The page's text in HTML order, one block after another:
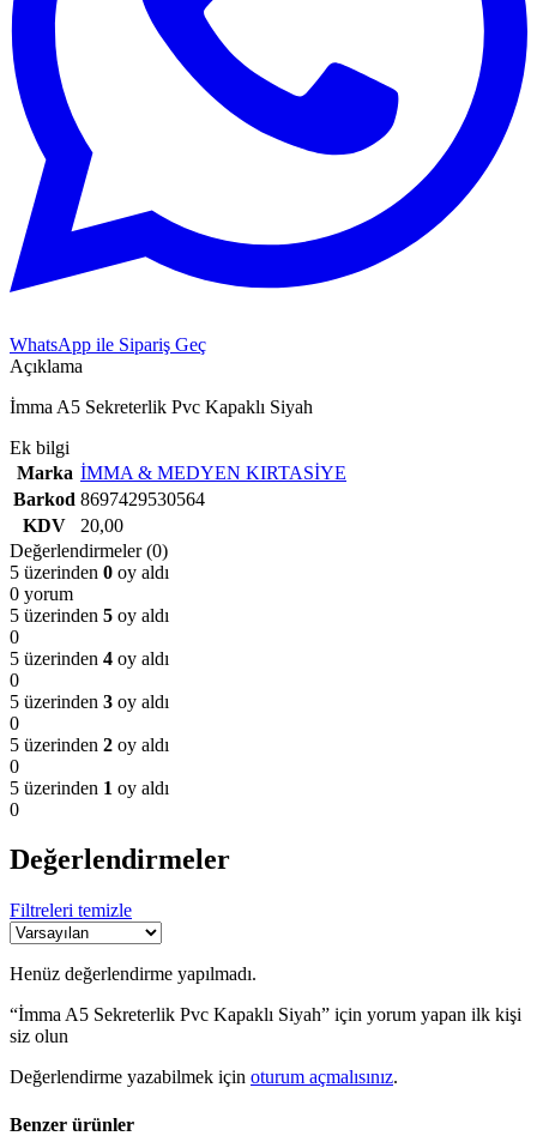
WhatsApp ile Sipariş Geç
Açıklama
İmma A5 Sekreterlik Pvc Kapaklı Siyah
Ek bilgi
Marka İMMA & MEDYEN KIRTASİYE
Barkod 8697429530564
KDV
20,00
Değerlendirmeler (0)
5 üzerinden 0 oy aldı
0 yorum
5 üzerinden 5 oy aldı
0
5 üzerinden 4 oy aldı
0
5 üzerinden 3 oy aldı
0
5 üzerinden 2 oy aldı
0
5 üzerinden 1 oy aldı
0
Değerlendirmeler
Filtreleri temizle
Henüz değerlendirme yapılmadı.
“İmma A5 Sekreterlik Pvc Kapaklı Siyah” için yorum yapan ilk kişi
siz olun
Değerlendirme yazabilmek için oturum açmalısınız.
Benzer ürünler